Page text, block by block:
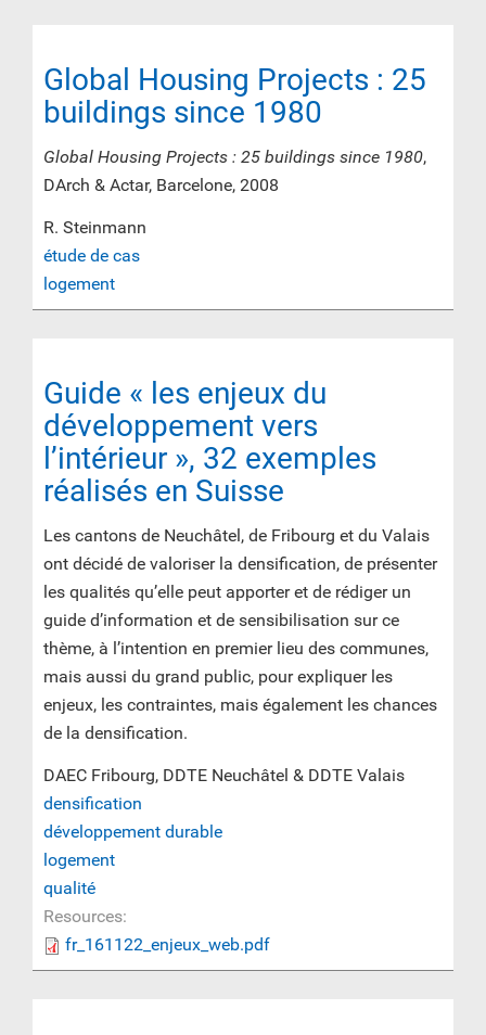
Global Housing Projects : 25
buildings since 1980
Global Housing Projects : 25 buildings since 1980,
DArch & Actar, Barcelone, 2008
R. Steinmann
étude de cas
logement
Guide « les enjeux du
développement vers
l’intérieur », 32 exemples
réalisés en Suisse
Les cantons de Neuchâtel, de Fribourg et du Valais
ont décidé de valoriser la densification, de présenter
les qualités qu’elle peut apporter et de rédiger un
guide d’information et de sensibilisation sur ce
thème, à l’intention en premier lieu des communes,
mais aussi du grand public, pour expliquer les
enjeux, les contraintes, mais également les chances
de la densification.
DAEC Fribourg, DDTE Neuchâtel & DDTE Valais
densification
développement durable
logement
qualité
Resources:
fr_161122_enjeux_web.pdf